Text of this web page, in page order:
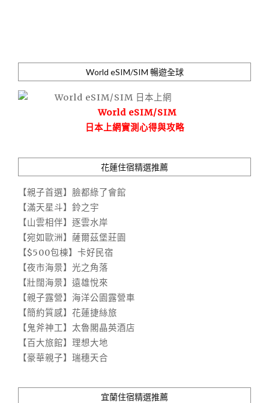
World eSIM/SIM 暢遊全球
World eSIM/SIM
日本上網實測心得與攻略
花蓮住宿精選推薦
【親子首選】臉都綠了會館
【滿天星斗】鈴之宇
【山雲相伴】逐雲水岸
【宛如歐洲】薩爾茲堡莊園
【$500包棟】卡好民宿
【夜市海景】光之角落
【壯闊海景】遠雄悅來
【親子露營】海洋公園露營車
【簡約質感】花蓮捷絲旅
【鬼斧神工】太魯閣晶英酒店
【百大旅館】理想大地
【豪華親子】瑞穗天合
宜蘭住宿精選推薦